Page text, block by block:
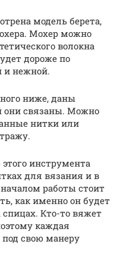
модель берета,
Мохер можно
волокна
дороже по
и нежной.
ниже, даны
они связаны. Можно
нитки или
инструмента
для вязания и в
работы стоит
как именно он будет
Кто-то вяжет
каждая
свою манеру